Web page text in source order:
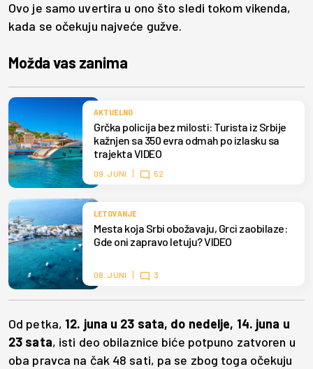
Ovo je samo uvertira u ono što sledi tokom vikenda,
kada se očekuju najveće gužve.
Možda vas zanima
AKTUELNO
Grčka policija bez milosti: Turista iz Srbije
kažnjen sa 350 evra odmah po izlasku sa
trajekta VIDEO
09. JUNI 52
LETOVANJE
Mesta koja Srbi obožavaju, Grci zaobilaze:
Gde oni zapravo letuju? VIDEO
08. JUNI 3
Od petka, 12. juna u 23 sata, do nedelje, 14. juna u
23 sata, isti deo obilaznice biće potpuno zatvoren u
oba pravca na čak 48 sati, pa se zbog toga očekuju